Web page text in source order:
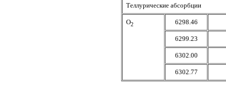
Теллурические абсорбции
O2 6298.46
6299.23
6302.00
6302.77